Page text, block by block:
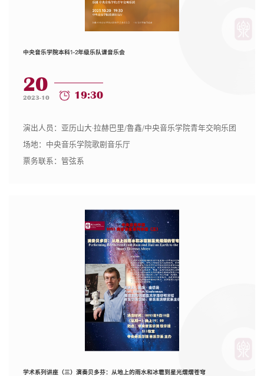
中央音乐学院本科1-2年级乐队课音乐会
20
2023-10 19:30
演出人员：亚历山大·拉赫巴里/鲁鑫/中央音乐学院青年交响乐团
场地：中央音乐学院歌剧音乐厅
票务联系：管弦系
学术系列讲座（三）演奏贝多芬：从地上的雨水和冰雹到星光熠熠苍穹